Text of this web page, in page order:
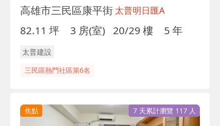
高雄市三民區康平街 太普明日匯A
82.11 坪 3 房(室) 20/29 樓 5 年
太普建設
三民區熱門社區第6名
焦點 7 天累計瀏覽 117 人